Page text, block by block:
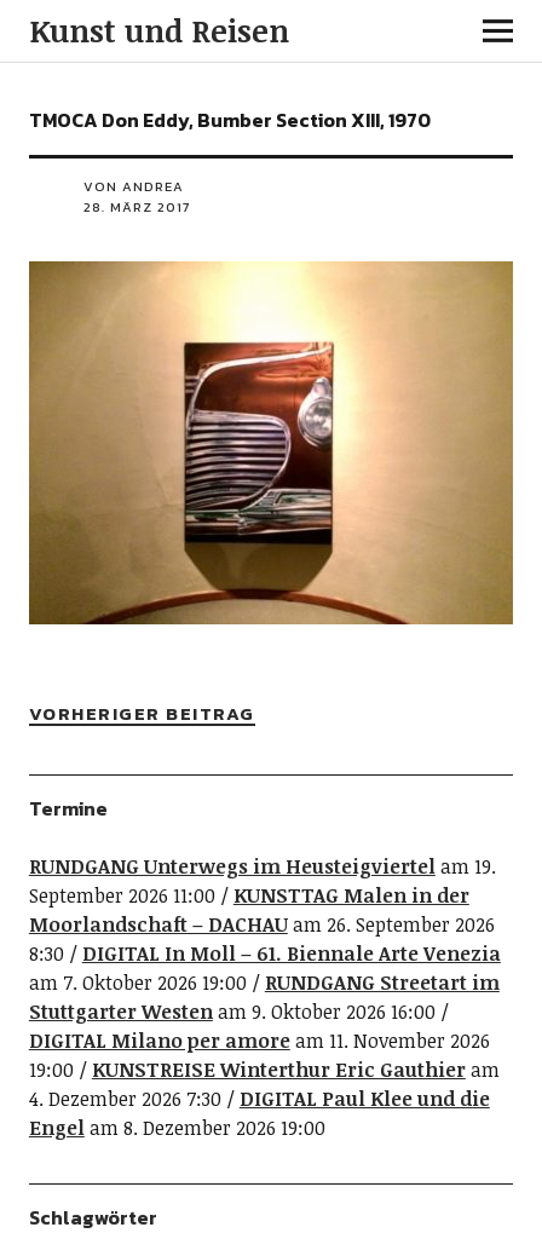
Kunst und Reisen
TMOCA Don Eddy, Bumber Section XIII, 1970
VON ANDREA
28. MÄRZ 2017
VORHERIGER BEITRAG
Termine
RUNDGANG Unterwegs im Heusteigviertelam 19.
September 2026 11:00
KUNSTTAG Malen in der
Moorlandschaft – DACHAUam 26. September 2026
8:30
DIGITAL In Moll – 61. Biennale Arte Venezia
am 7. Oktober 2026 19:00
RUNDGANG Streetart im
Stuttgarter Westenam 9. Oktober 2026 16:00
DIGITAL Milano per amoream 11. November 2026
19:00
KUNSTREISE Winterthur Eric Gauthieram
4. Dezember 2026 7:30
DIGITAL Paul Klee und die
Engelam 8. Dezember 2026 19:00
Schlagwörter